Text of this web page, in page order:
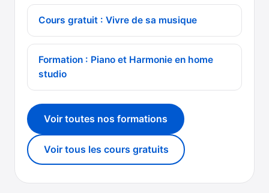
Cours gratuit : Vivre de sa musique
Formation : Piano et Harmonie en home
studio
Voir toutes nos formations
Voir tous les cours gratuits